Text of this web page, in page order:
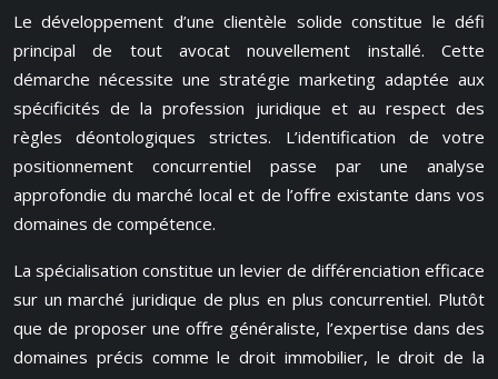
Le développement d’une clientèle solide constitue le défi
principal de tout avocat nouvellement installé. Cette
démarche nécessite une stratégie marketing adaptée aux
spécificités de la profession juridique et au respect des
règles déontologiques strictes. L’identification de votre
positionnement concurrentiel passe par une analyse
approfondie du marché local et de l’offre existante dans vos
domaines de compétence.
La spécialisation constitue un levier de différenciation efficace
sur un marché juridique de plus en plus concurrentiel. Plutôt
que de proposer une offre généraliste, l’expertise dans des
domaines précis comme le droit immobilier, le droit de la